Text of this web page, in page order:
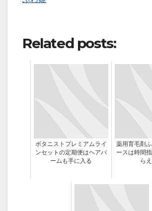
Related posts:
ボタニストプレミアムライ
ンセットの定期便はヘアバ
ームも手に入る
薬用育毛剤
ースは時間
ら